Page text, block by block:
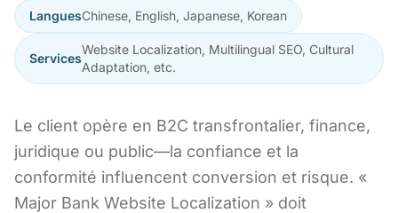
LanguesChinese, English, Japanese, Korean
Services
Website Localization, Multilingual SEO, Cultural
Adaptation, etc.
Le client opère en B2C transfrontalier, finance,
juridique ou public—la confiance et la
conformité influencent conversion et risque. «
Major Bank Website Localization » doit